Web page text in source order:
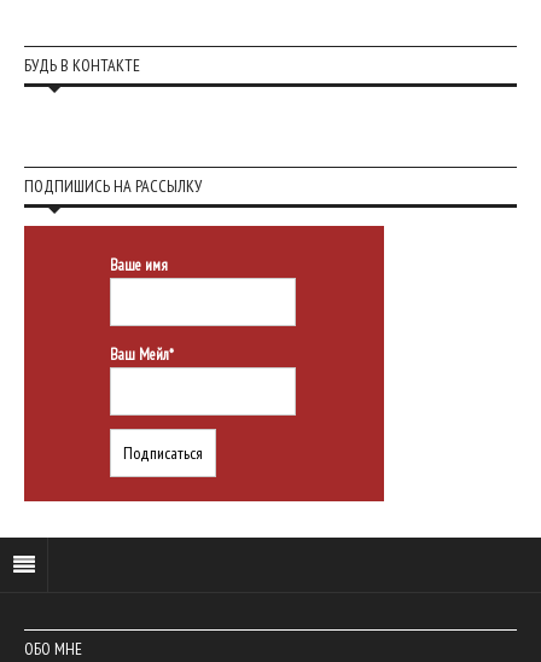
БУДЬ В КОНТАКТЕ
ПОДПИШИСЬ НА РАССЫЛКУ
Ваше имя
Ваш Мейл*
ОБО МНЕ